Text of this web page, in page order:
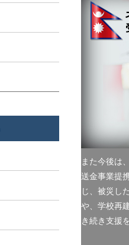
また今後は
送金事業提
じ、被災し
や、学校再
き続き支援